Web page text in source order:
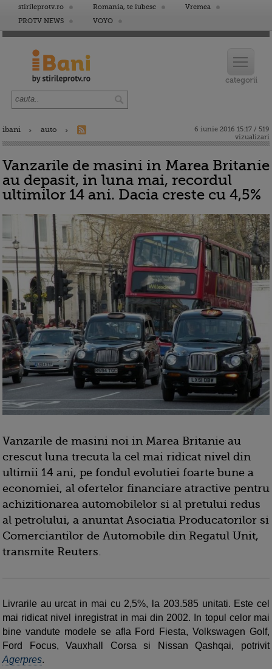
stirileprotv.ro Romania, te iubesc
Vremea
PROTV NEWS
VOYO
ibani auto
6 iunie 2016 15:17 / 519
vizualizari
Vanzarile de masini in Marea Britanie
au depasit, in luna mai, recordul
ultimilor 14 ani. Dacia creste cu 4,5%
Vanzarile de masini noi in Marea Britanie au
crescut luna trecuta la cel mai ridicat nivel din
ultimii 14 ani, pe fondul evolutiei foarte bune a
economiei, al ofertelor financiare atractive pentru
achizitionarea automobilelor si al pretului redus
al petrolului, a anuntat Asociatia Producatorilor si
Comerciantilor de Automobile din Regatul Unit,
transmite Reuters.
Livrarile au urcat in mai cu 2,5%, la 203.585 unitati. Este cel
mai ridicat nivel inregistrat in mai din 2002. In topul celor mai
bine vandute modele se afla Ford Fiesta, Volkswagen Golf,
Ford Focus, Vauxhall Corsa si Nissan Qashqai, potrivit
Agerpres.